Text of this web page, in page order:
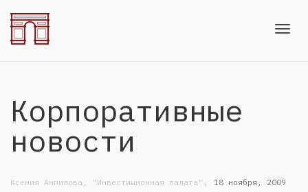
Корпоративные
новости
Ксения Анпилова, "Инвестиционная палата" , 18 ноября, 2009